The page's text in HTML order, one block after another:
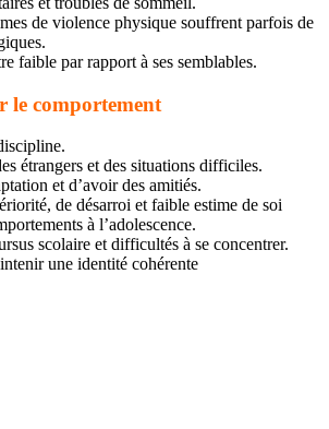
de violence physique souffrent parfois de
faible par rapport à ses semblables.
le comportement
étrangers et des situations difficiles.
et d’avoir des amitiés.
de désarroi et faible estime de soi
à l’adolescence.
scolaire et difficultés à se concentrer.
une identité cohérente